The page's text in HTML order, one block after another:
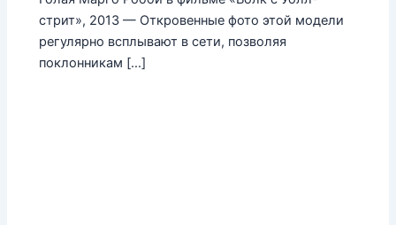
стрит», 2013 — Откровенные фото этой модели
регулярно всплывают в сети, позволяя
поклонникам […]